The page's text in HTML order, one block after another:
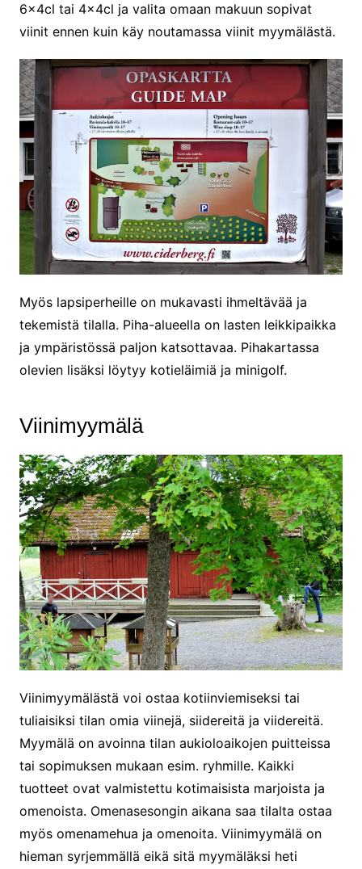
6x4cl tai 4x4cl ja valita omaan makuun sopivat
viinit ennen kuin käy noutamassa viinit myymälästä.
Myös lapsiperheille on mukavasti ihmeltävää ja
tekemistä tilalla. Piha-alueella on lasten leikkipaikka
ja ympäristössä paljon katsottavaa. Pihakartassa
olevien lisäksi löytyy kotieläimiä ja minigolf.
Viinimyymälä
Viinimyymälästä voi ostaa kotiinviemiseksi tai
tuliaisiksi tilan omia viinejä, siidereitä ja viidereitä.
Myymälä on avoinna tilan aukioloaikojen puitteissa
tai sopimuksen mukaan esim. ryhmille. Kaikki
tuotteet ovat valmistettu kotimaisista marjoista ja
omenoista. Omenasesongin aikana saa tilalta ostaa
myös omenamehua ja omenoita. Viinimyymälä on
hieman syrjemmällä eikä sitä myymäläksi heti